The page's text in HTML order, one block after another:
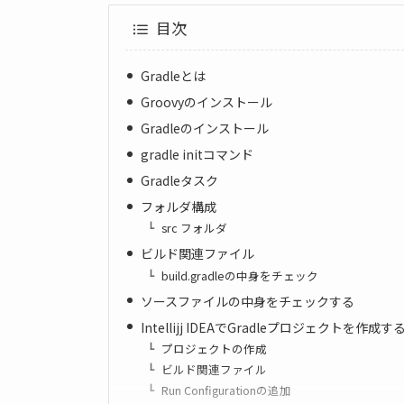
目次
Gradleとは
Groovyのインストール
Gradleのインストール
gradle initコマンド
Gradleタスク
フォルダ構成
src フォルダ
ビルド関連ファイル
build.gradleの中身をチェック
ソースファイルの中身をチェックする
Intellijj IDEAでGradleプロジェクトを作成す
プロジェクトの作成
ビルド関連ファイル
Run Configurationの追加